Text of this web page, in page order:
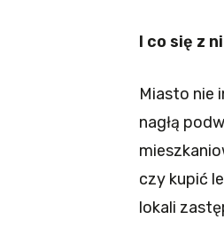
I co się z
Miasto nie
nagłą
czy kupić
lokali